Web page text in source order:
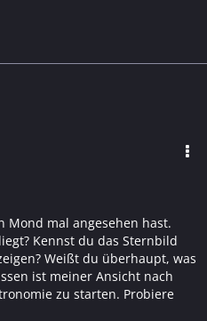
Mond mal angesehen hast.
Kennst du das Sternbild
Weißt du überhaupt, was
ist meiner Ansicht nach
zu starten. Probiere